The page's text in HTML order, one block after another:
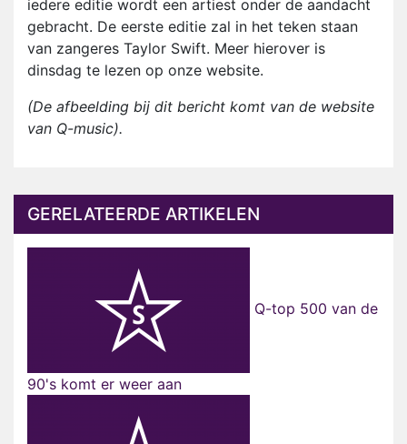
iedere editie wordt een artiest onder de aandacht
gebracht. De eerste editie zal in het teken staan
van zangeres Taylor Swift. Meer hierover is
dinsdag te lezen op onze website.
(De afbeelding bij dit bericht komt van de website
van Q-music).
GERELATEERDE ARTIKELEN
Q-top 500 van de
90's komt er weer aan